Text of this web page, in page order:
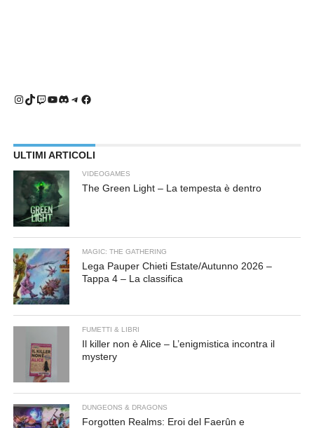
Instagram
TikTok
Twitch
YouTube
Discord
Telegram
Facebook
ULTIMI ARTICOLI
VIDEOGAMES
The Green Light – La tempesta è dentro
MAGIC: THE GATHERING
Lega Pauper Chieti Estate/Autunno 2026 –
Tappa 4 – La classifica
FUMETTI & LIBRI
Il killer non è Alice – L’enigmistica incontra il
mystery
DUNGEONS & DRAGONS
Forgotten Realms: Eroi del Faerûn e